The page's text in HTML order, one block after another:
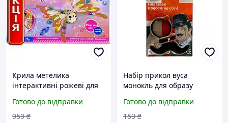
Крила метелика
інтерактивні рожеві для
видають звуки живляться
від батарейок
Готово до відправки
959 ₴
Набір прикол вуса
монокль для образу
для вечірки маскараду
подарунок чоловікові
Готово до відправки
159 ₴